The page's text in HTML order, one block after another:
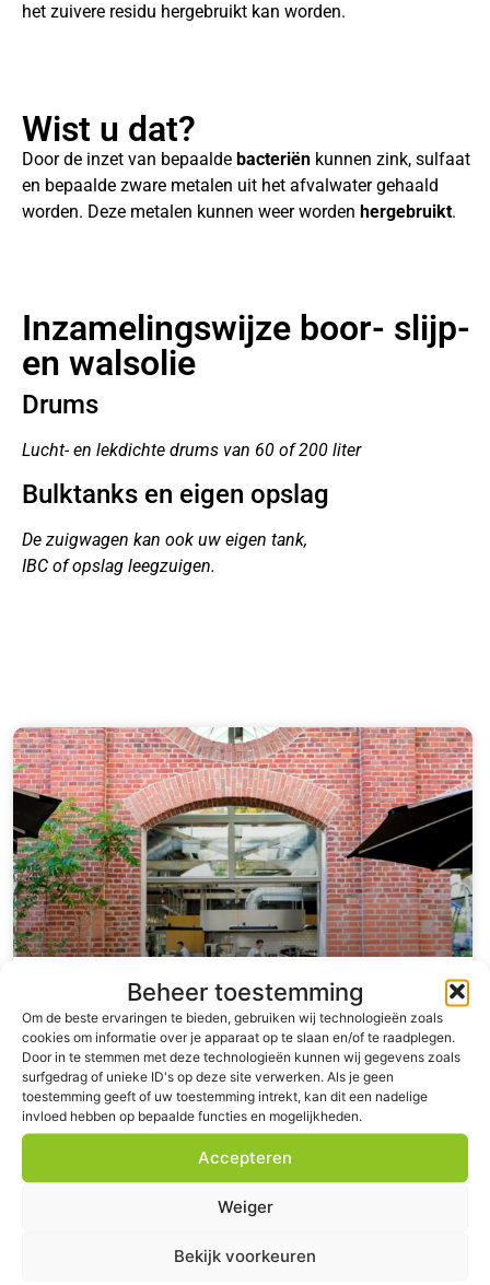
Beheer toestemming
Om de beste ervaringen te bieden, gebruiken wij technologieën zoals
cookies om informatie over je apparaat op te slaan en/of te raadplegen.
Door in te stemmen met deze technologieën kunnen wij gegevens zoals
surfgedrag of unieke ID's op deze site verwerken. Als je geen
toestemming geeft of uw toestemming intrekt, kan dit een nadelige
invloed hebben op bepaalde functies en mogelijkheden.
Accepteren
Weiger
Bekijk voorkeuren
het zuivere residu hergebruikt kan worden.
Wist u dat?
Door de inzet van bepaalde bacteriën kunnen zink, sulfaat
en bepaalde zware metalen uit het afvalwater gehaald
worden. Deze metalen kunnen weer worden hergebruikt.
Inzamelingswijze boor- slijp-
en walsolie
Drums
Lucht- en lekdichte drums van 60 of 200 liter
Bulktanks en eigen opslag
De zuigwagen kan ook uw eigen tank,
IBC of opslag leegzuigen.
Hoe De Houtloods afvalbeheer
optimaliseert met Wastenet
De Houtloods is gevestigd in een voormalig
houtbewerkingsgebouw dat later dienstdeed als
bedrijfskantine. Nu vormt dit karakteristieke
LEES VERDER »